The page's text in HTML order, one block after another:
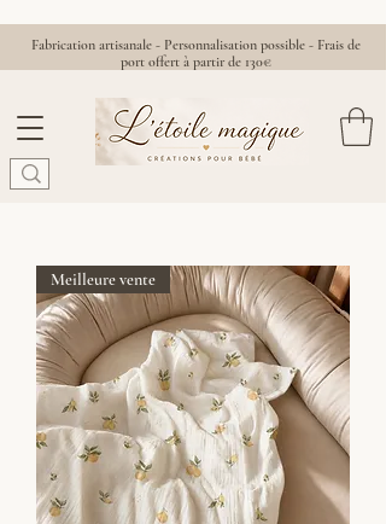
Fabrication artisanale - Personnalisation possible - Frais de
port offert à partir de 130€
Meilleure vente